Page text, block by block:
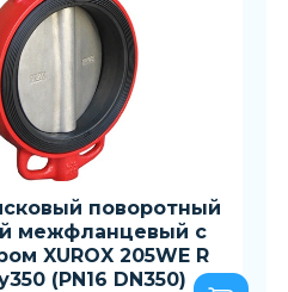
поворотный
межфланцевый с
XUROX 205WE R
(PN16 DN350)